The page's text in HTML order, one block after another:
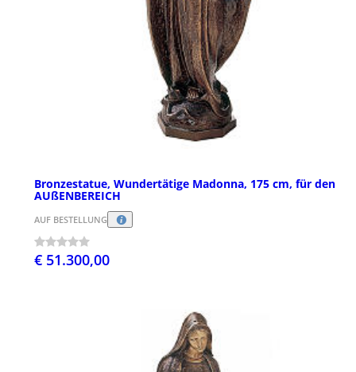
Bronzestatue, Wundertätige Madonna, 175 cm, für den
AUßENBEREICH
AUF BESTELLUNG
€ 51.300,00